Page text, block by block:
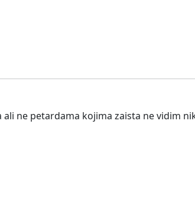
ne petardama kojima zaista ne vidim